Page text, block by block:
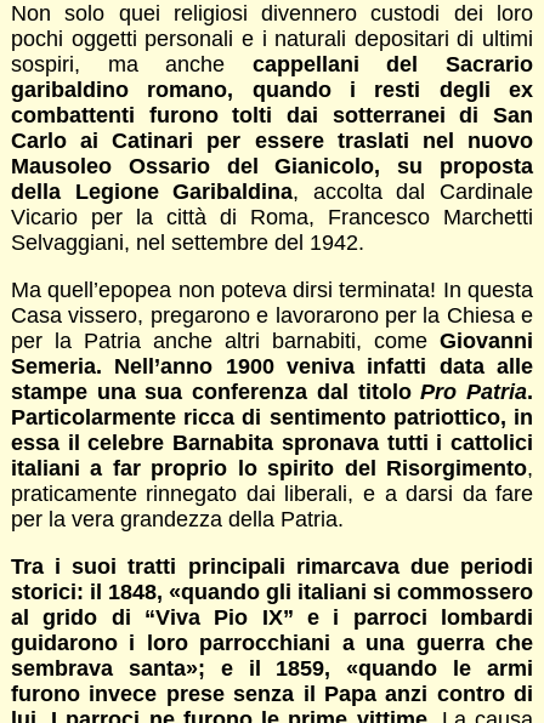
Non solo quei religiosi divennero custodi dei loro
pochi oggetti personali e i naturali depositari di ultimi
sospiri, ma anche cappellani del Sacrario
garibaldino romano, quando i resti degli ex
combattenti furono tolti dai sotterranei di San
Carlo ai Catinari per essere traslati nel nuovo
Mausoleo Ossario del Gianicolo, su proposta
della Legione Garibaldina, accolta dal Cardinale
Vicario per la città di Roma, Francesco Marchetti
Selvaggiani, nel settembre del 1942.
Ma quell’epopea non poteva dirsi terminata! In questa
Casa vissero, pregarono e lavorarono per la Chiesa e
per la Patria anche altri barnabiti, comeGiovanni
Semeria. Nell’anno 1900 veniva infatti data alle
stampe una sua conferenza dal titoloPro Patria.
Particolarmente ricca di sentimento patriottico, in
essa il celebre Barnabita spronava tutti i cattolici
italiani a far proprio lo spirito del Risorgimento,
praticamente rinnegato dai liberali, e a darsi da fare
per la vera grandezza della Patria.
Tra i suoi tratti principali rimarcava due periodi
storici: il 1848, «quando gli italiani si commossero
al grido di “Viva Pio IX” e i parroci lombardi
guidarono i loro parrocchiani a una guerra che
sembrava santa»; e il 1859, «quando le armi
furono invece prese senza il Papa anzi contro di